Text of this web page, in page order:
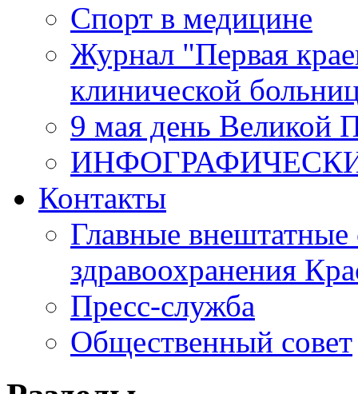
Спорт в медицине
Журнал "Первая
клинической
9 мая день Великой
Контакты
Главные внештатные
здравоохранения
Пресс-служба
Общественный совет